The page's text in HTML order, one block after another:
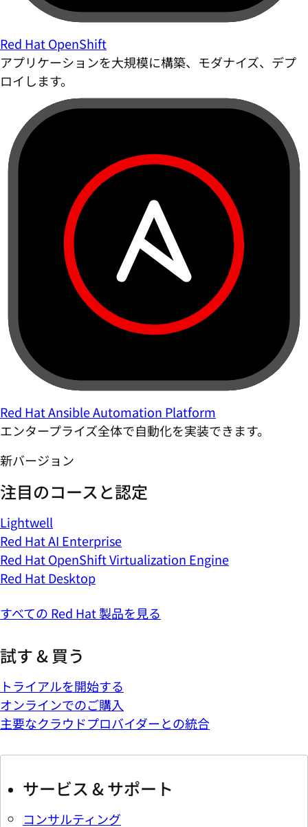
Red Hat OpenShift
アプリケーションを大規模に構築、モダナイズ、デプ
ロイします。
Red Hat Ansible Automation Platform
エンタープライズ全体で自動化を実装できます。
新バージョン
注目のコースと認定
Lightwell
Red Hat AI Enterprise
Red Hat OpenShift Virtualization Engine
Red Hat Desktop
すべての Red Hat 製品を見る
試す & 買う
トライアルを開始する
オンラインでのご購入
主要なクラウドプロバイダーとの統合
サービス & サポート
コンサルティング